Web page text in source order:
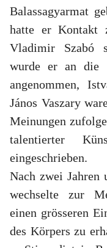
Balassagyarmat
hatte er Kontakt
Vladimir Szabó
wurde er an die
angenommen,
János Vaszary
Meinungen
talentierter
eingeschrieben.
Nach zwei Jahren
wechselte zur
einen grösseren
des Körpers zu